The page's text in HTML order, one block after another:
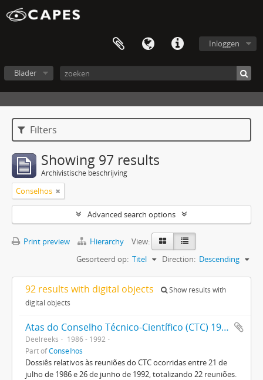
Inloggen
Blader
Filters
Showing 97 results
Archivistische beschrijving
Conselhos
Advanced search options
Print preview Hierarchy
View:
Gesorteerd op: Titel Direction: Descending
92 results with digital objects
Show results with
digital objects
Atas do Conselho Técnico-Científico (CTC) 1986-1992
Deelreeks
1986 - 1992
Part ofConselhos
Dossiês relativos às reuniões do CTC ocorridas entre 21 de
julho de 1986 e 26 de junho de 1992, totalizando 22 reuniões.